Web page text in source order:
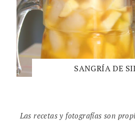
SANGRÍA DE
Las recetas y fotografías son